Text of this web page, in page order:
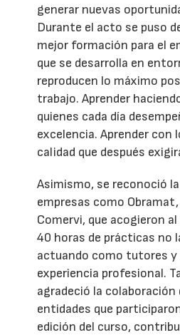
generar nuevas
Durante el acto se puso
mejor formación para el
que se desarrolla en
reproducen lo máximo
trabajo. Aprender
quienes cada día
excelencia. Aprender con
calidad que después
Asimismo, se reconoció
empresas como
Comervi, que acogieron
40 horas de prácticas no
actuando como tutores
experiencia profesional.
agradeció la
entidades que
edición del curso,